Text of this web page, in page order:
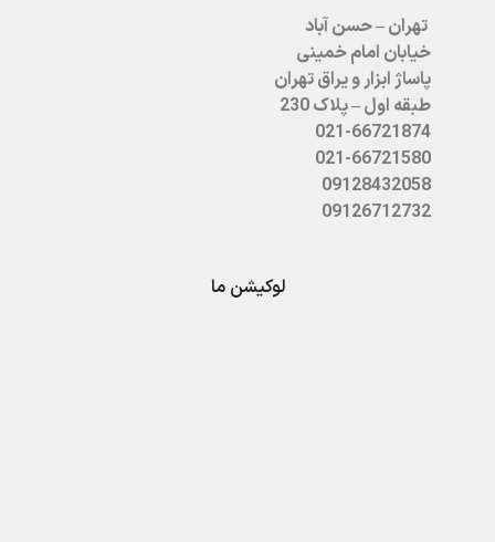
تهران – حسن آباد
خیابان امام خمینی
پاساژ ابزار و یراق تهران
طبقه اول – پلاک 230
021-66721874
021-66721580
09128432058
09126712732
لوکیشن ما